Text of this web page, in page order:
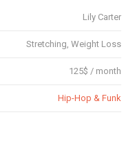
Lily Carter
Stretching, Weight Loss
125$ / month
Hip-Hop & Funk